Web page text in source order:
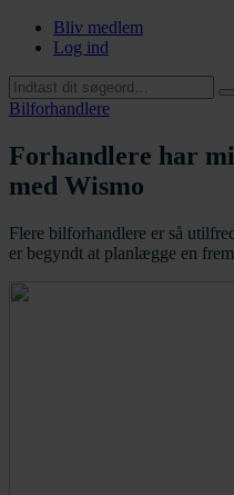
Bliv medlem
Log ind
Bilforhandlere
Forhandlere har
med Wismo
Flere bilforhandlere er så
er begyndt at planlægge en